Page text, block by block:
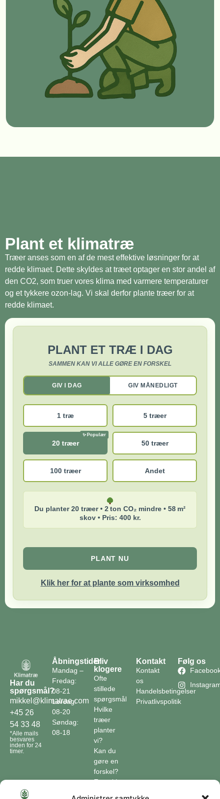
Plant et klimatræ
Træer anses som en af de mest effektive løsninger for at
redde klimaet. Dette skyldes at træet optager en stor andel af
den CO2, som truer vores klima med varmere temperaturer
og et tykkere ozon-lag. Vi skal derfor plante træer for at
redde klimaet.
PLANT ET TRÆ I DAG
SAMMEN KAN VI ALLE GØRE EN FORSKEL
GIV I DAG GIV MÅNEDLIGT
1 træ 5 træer
20 træer 50 træer
100 træer Andet
Du planter 20 træer • 2 ton CO₂ mindre • 58 m²
skov • Pris: 400 kr.
PLANT NU
Klik her for at plante som virksomhed
Har du
spørgsmål?
mikkel@klimatrae.com
+45 26
54 33 48
*Alle mails
besvares
inden for 24
timer.
Åbningstider
Mandag –
Fredag:
08-21
Lørdag:
08-20
Søndag:
08-18
Bliv
klogere
Ofte
stillede
spørgsmål
Hvilke
træer
planter
vi?
Kan du
gøre en
forskel?
En guide
Kontakt
Kontakt
os
Handelsbetingelser
Privatlivspolitik
Følg os